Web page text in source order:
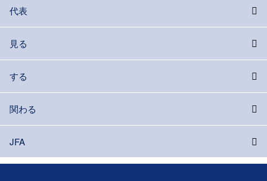
代表
見る
する
関わる
JFA